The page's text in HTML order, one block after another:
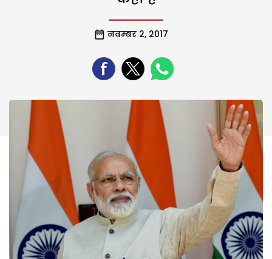
नवम्बर 2, 2017